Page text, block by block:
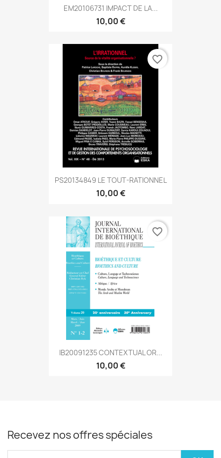
EM20106731 IMPACT DE LA...
10,00 €
PS20134849 LE TOUT-RATIONNEL
10,00 €
favorite_border
IB20091235 CONTEXTUAL OR...
10,00 €
favorite_border
Recevez nos offres spéciales